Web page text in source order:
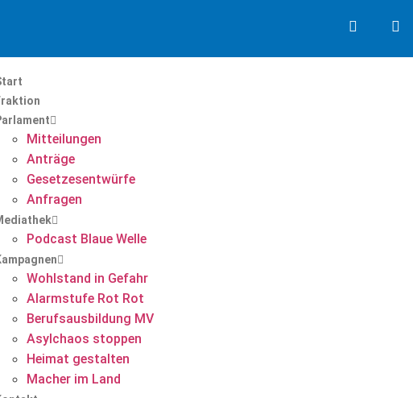
Mitteilungen
Anträge
Gesetzesentwürfe
Anfragen
Podcast Blaue Welle
Wohlstand in Gefahr
Alarmstufe Rot Rot
Berufsausbildung MV
Asylchaos stoppen
Heimat gestalten
Macher im Land